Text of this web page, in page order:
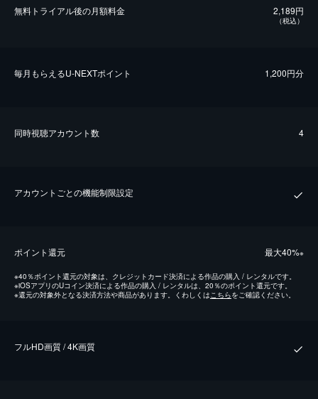
無料トライアル後の⽉額料金 2,189円
（税込）
毎⽉もらえるU-NEXTポイント 1,200円分
同時視聴アカウント数 4
アカウントごとの機能制限設定
ポイント還元 最⼤40%※
※40％ポイント還元の対象は、クレジットカード決済による作品の購入 / レンタルです。
※iOSアプリのUコイン決済による作品の購入 / レンタルは、20％のポイント還元です。
※還元の対象外となる決済方法や商品があります。くわしくはこちらをご確認ください。
フルHD画質 / 4K画質